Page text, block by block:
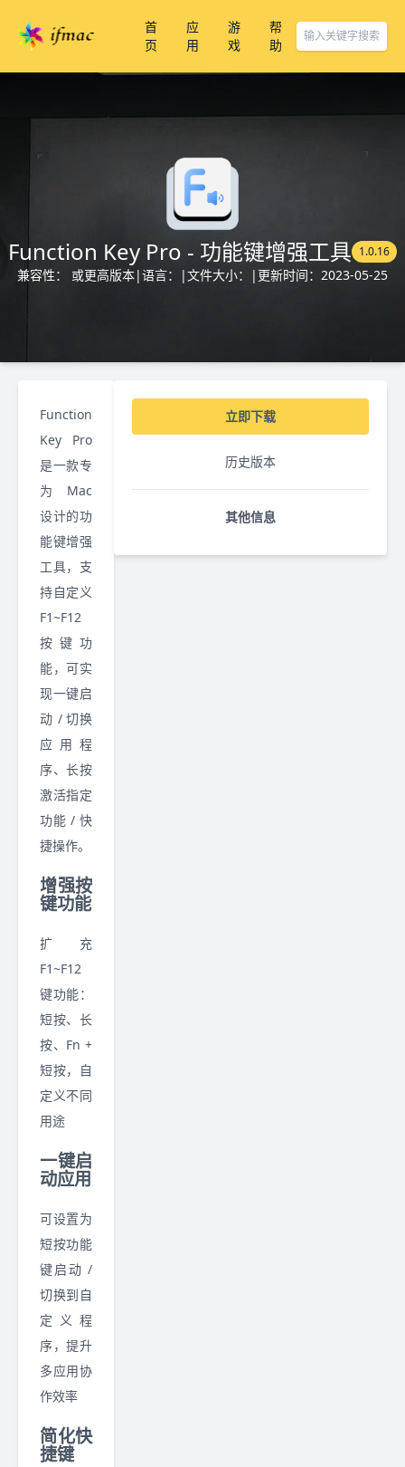
首
页
应
用
游
戏
帮
助
Function Key Pro - 功能键增强工具 1.0.16
兼容性： 或更高版本|语言： |文件大小： | 更新时间：2023-05-25
Function
Key Pro
是一款专
为 Mac
设计的功
能键增强
工具，支
持自定义
F1~F12
按键功
能，可实
现一键启
动 / 切换
应用程
序、长按
激活指定
功能 / 快
捷操作。
增强按
键功能
扩充
F1~F12
键功能：
短按、长
按、Fn +
短按，自
定义不同
用途
一键启
动应用
可设置为
短按功能
键启动 /
切换到自
定义程
序，提升
多应用协
作效率
简化快
捷键
立即下载
历史版本
其他信息